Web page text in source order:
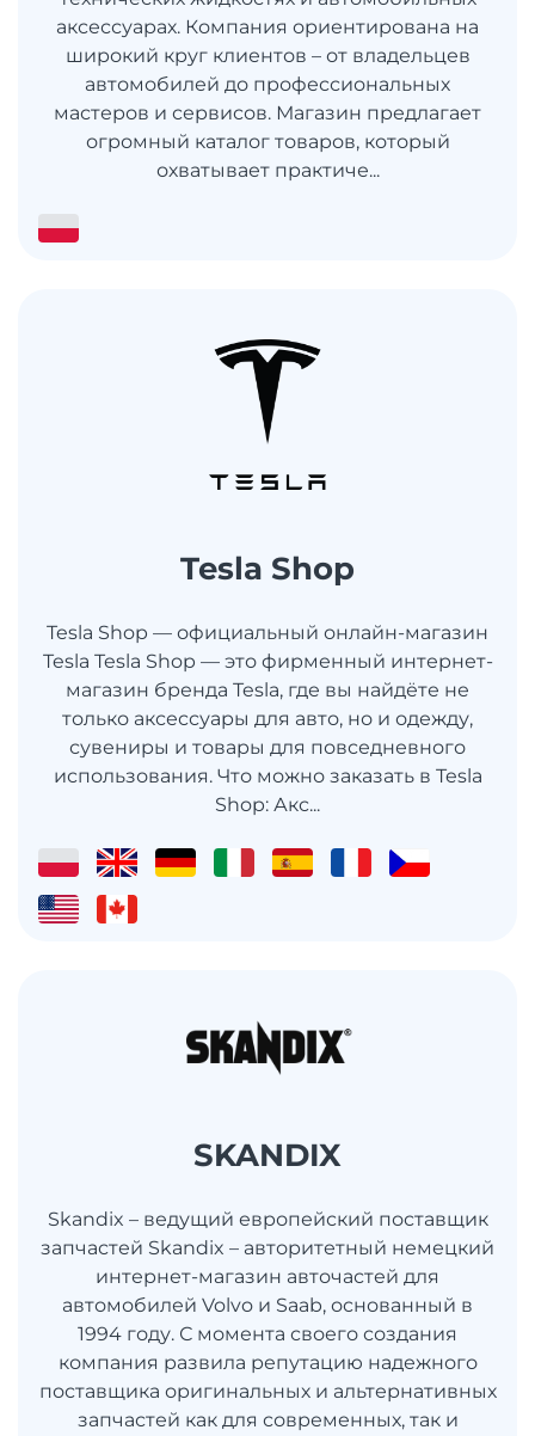
аксессуарах. Компания ориентирована на
широкий круг клиентов – от владельцев
автомобилей до профессиональных
мастеров и сервисов. Магазин предлагает
огромный каталог товаров, который
охватывает практиче...
Tesla Shop
Tesla Shop — официальный онлайн-магазин
Tesla Tesla Shop — это фирменный интернет-
магазин бренда Tesla, где вы найдёте не
только аксессуары для авто, но и одежду,
сувениры и товары для повседневного
использования. Что можно заказать в Tesla
Shop: Акс...
SKANDIX
Skandix – ведущий европейский поставщик
запчастей Skandix – авторитетный немецкий
интернет-магазин авточастей для
автомобилей Volvo и Saab, основанный в
1994 году. С момента своего создания
компания развила репутацию надежного
поставщика оригинальных и альтернативных
запчастей как для современных, так и